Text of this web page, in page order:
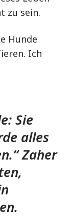
zu sein.
Hunde
Ich
Sie
alles
Zaher